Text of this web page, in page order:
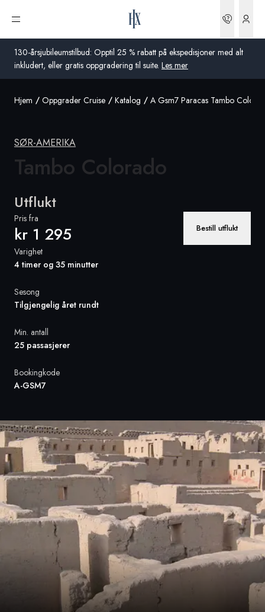
130-årsjubileumstilbud: Opptil 25 % rabatt på ekspedisjoner med alt
inkludert, eller gratis oppgradering til suite. Les mer
Åpne meny
Norge
Storbritannia
Tyskland
Sveits
Frankrike
Norge
Global
Hjem Oppgrader Cruise Katalog A Gsm7 Paracas Tambo
SØR-AMERIKA
Tambo Colorado
Utflukt
Pris fra
kr 1 295 Bestill utflukt
Varighet
4 timer og 35 minutter
Sesong
Tilgjengelig året rundt
Min. antall
25 passasjerer
Bookingkode
A-GSM7